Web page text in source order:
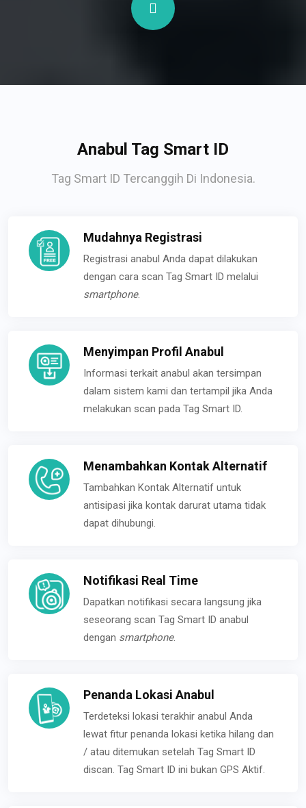
Anabul Tag Smart ID
Tag Smart ID Tercanggih Di Indonesia.
Mudahnya Registrasi
Registrasi anabul Anda dapat dilakukan
dengan cara scan Tag Smart ID melalui
smartphone.
Menyimpan Profil Anabul
Informasi terkait anabul akan tersimpan
dalam sistem kami dan tertampil jika Anda
melakukan scan pada Tag Smart ID.
Menambahkan Kontak Alternatif
Tambahkan Kontak Alternatif untuk
antisipasi jika kontak darurat utama tidak
dapat dihubungi.
Notifikasi Real Time
Dapatkan notifikasi secara langsung jika
seseorang scan Tag Smart ID anabul
dengan smartphone.
Penanda Lokasi Anabul
Terdeteksi lokasi terakhir anabul Anda
lewat fitur penanda lokasi ketika hilang dan
/ atau ditemukan setelah Tag Smart ID
discan. Tag Smart ID ini bukan GPS Aktif.